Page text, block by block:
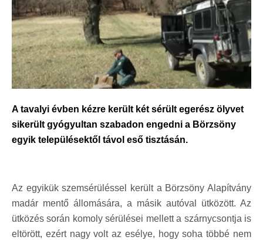
A tavalyi évben kézre került két sérült egerész ölyvet
sikerült gyógyultan szabadon engedni a Börzsöny
egyik településektől távol eső tisztásán.
Az egyikük szemsérüléssel került a Börzsöny Alapítvány
madár mentő állomására, a másik autóval ütközött. Az
ütközés során komoly sérülései mellett a szárnycsontja is
eltörött, ezért nagy volt az esélye, hogy soha többé nem